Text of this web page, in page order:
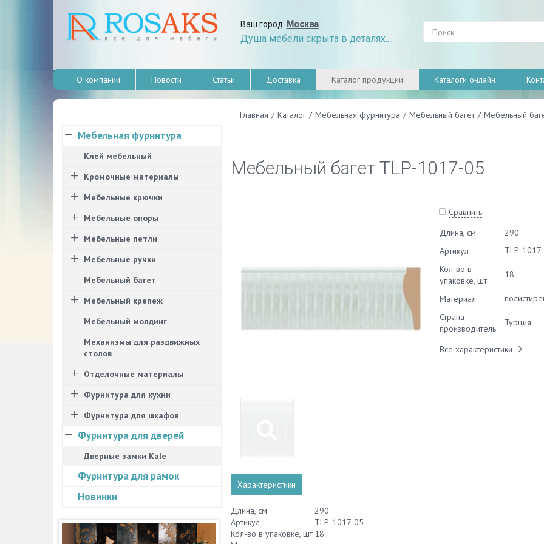
Ваш город: Москва
Душа мебели скрыта в деталях....
О компании Новости Статьи Доставка Каталог продукции Каталоги онлайн
Главная / Каталог / Мебельная фурнитура / Мебельный багет / Мебельный
Мебельный багет TLP-1017-05
Сравнить
Длина, см
290
Артикул
TLP-
Кол-во в
упаковке, шт
18
Материал
Страна
производитель
Турция
Все характеристики
Характеристики
Длина, см
290
Артикул
TLP-1017-05
Кол-во в упаковке, шт 18
Мебельная фурнитура
Клей мебельный
Кромочные материалы
Мебельные крючки
Мебельные опоры
Мебельные петли
Мебельные ручки
Мебельный багет
Мебельный крепеж
Мебельный молдинг
Механизмы для раздвижных
столов
Отделочные материалы
Фурнитура для кухни
Фурнитура для шкафов
Фурнитура для дверей
Дверные замки Kale
Фурнитура для рамок
Новинки